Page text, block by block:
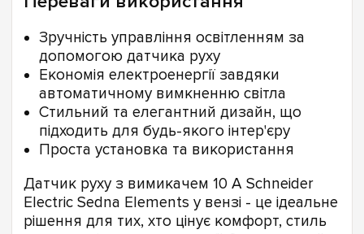
Зручність управління освітленням за
допомогою датчика руху
Економія електроенергії завдяки
автоматичному вимкненню світла
Стильний та елегантний дизайн, що
підходить для будь-якого інтер'єру
Проста установка та використання
Датчик руху з вимикачем 10 A Schneider
Electric Sedna Elements у вензі - це ідеальне
рішення для тих, хто цінує комфорт, стиль